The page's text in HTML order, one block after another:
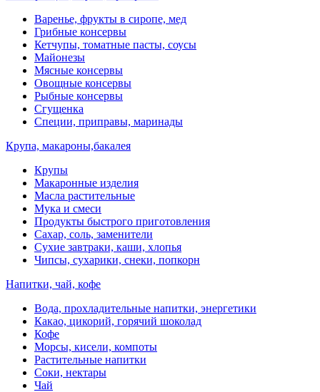
Варенье, фрукты в сиропе, мед
Грибные консервы
Кетчупы, томатные пасты, соусы
Майонезы
Мясные консервы
Овощные консервы
Рыбные консервы
Сгущенка
Специи, приправы, маринады
Крупа, макароны,бакалея
Крупы
Макаронные изделия
Масла растительные
Мука и смеси
Продукты быстрого приготовления
Сахар, соль, заменители
Сухие завтраки, каши, хлопья
Чипсы, сухарики, снеки, попкорн
Напитки, чай, кофе
Вода, прохладительные напитки, энергетики
Какао, цикорий, горячий шоколад
Кофе
Морсы, кисели, компоты
Растительные напитки
Соки, нектары
Чай